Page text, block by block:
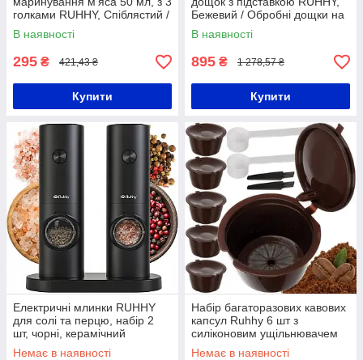
голками RUHHY, Спіблястий /
Кулінарний шприц-інжектор
для маринаду
В наявності
295 ₴ 421,43 ₴
Купити
Бежевий / Обробні дощки на
підставці для м'яса, риби,
овочів і хліба
В наявності
895 ₴ 1 278,57 ₴
Купити
Електричні млинки RUHHY
для солі та перцю, набір 2
шт, чорні, керамічний
механізм
Немає в наявності
Набір багаторазових кавових
капсул Ruhhy 6 шт з
силіконовим ущільнювачем
Немає в наявності